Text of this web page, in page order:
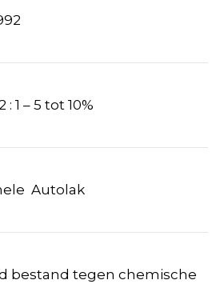
: 1 – 5 tot 10%
Autolak
bestand tegen chemische